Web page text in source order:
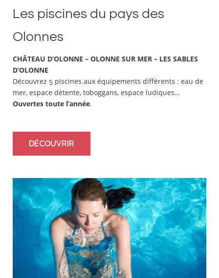
Les piscines du pays des
Olonnes
CHÂTEAU D’OLONNE – OLONNE SUR MER – LES SABLES
D’OLONNE
Découvrez 5 piscines aux équipements différents : eau de
mer, espace détente, toboggans, espace ludiques…
Ouvertes toute l’année.
DÉCOUVRIR